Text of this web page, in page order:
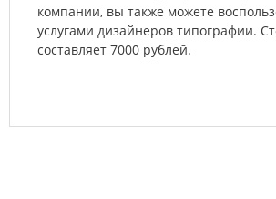
компании, вы также можете
услугами дизайнеров типографии.
составляет 7000 рублей.